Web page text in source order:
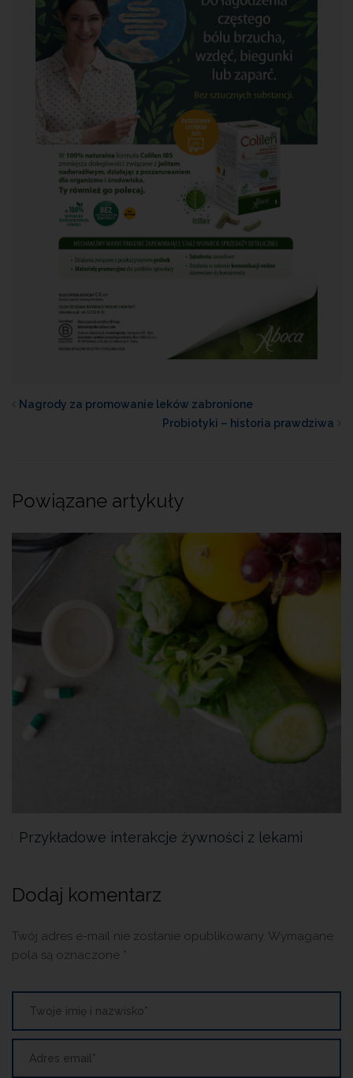
Nagrody za promowanie leków zabronione
Probiotyki – historia prawdziwa
Powiązane artykuły
Przykładowe interakcje żywności z lekami
Dodaj komentarz
Twój adres e-mail nie zostanie opublikowany. Wymagane
pola są oznaczone *